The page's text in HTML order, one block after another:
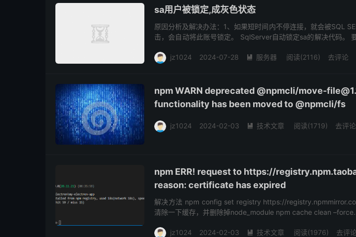
sa用户被锁定,成灰色状态
原因分析及解决办法：1、如果短时间内不停连接，就会被SQL
击，会自动将此账号锁定。 SqlServer自动锁定sa的解决代码。
jz1024 2024-07-28  服务器 阅读(2116) 去评论
npm WARN deprecated @npmcli/move-
functionality has been moved to @npmcli/fs
jz1024 2024-02-03  技术文章 阅读(1719) 去评论
npm ERR! request to https://
reason: certificate has expired
解决方法 npm config set registry https://
清除一下缓存，并删除掉node_module npm cache clean
jz1024 2024-02-03  技术文章 阅读(1976) 去评论